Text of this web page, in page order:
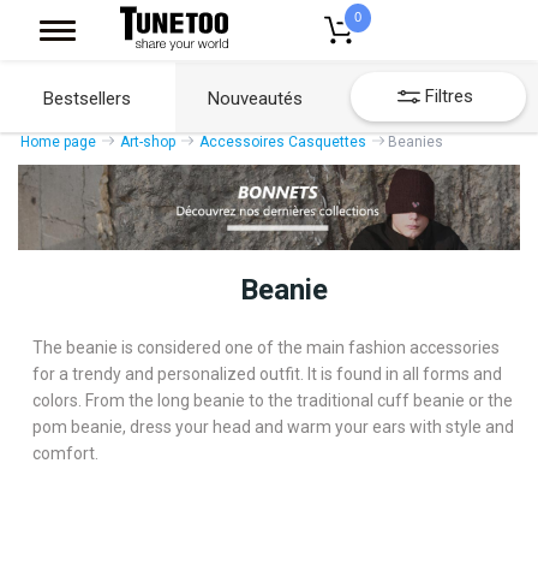
0
Bestsellers Nouveautés Filtres
Home page Art-shop Accessoires Casquettes Beanies
Beanie
The beanie is considered one of the main fashion accessories
for a trendy and personalized outfit. It is found in all forms and
colors. From the long beanie to the traditional cuff beanie or the
pom beanie, dress your head and warm your ears with style and
comfort.